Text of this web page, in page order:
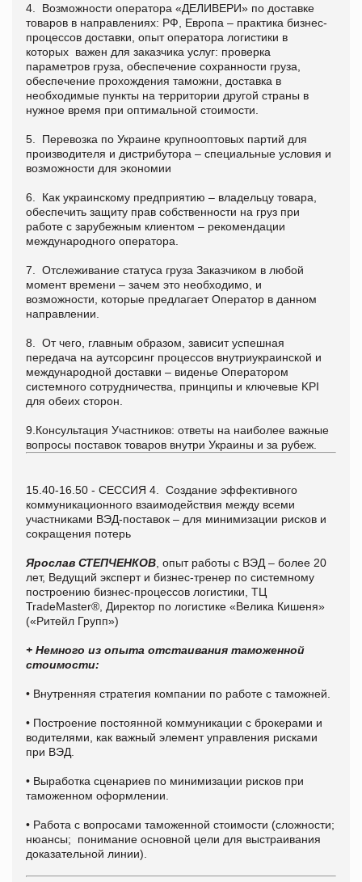
4. Возможности оператора «ДЕЛИВЕРИ» по доставке
товаров в направлениях: РФ, Европа – практика бизнес-
процессов доставки, опыт оператора логистики в
которых важен для заказчика услуг: проверка
параметров груза, обеспечение сохранности груза,
обеспечение прохождения таможни, доставка в
необходимые пункты на территории другой страны в
нужное время при оптимальной стоимости.
5. Перевозка по Украине крупнооптовых партий для
производителя и дистрибутора – специальные условия и
возможности для экономии
6. Как украинскому предприятию – владельцу товара,
обеспечить защиту прав собственности на груз при
работе с зарубежным клиентом – рекомендации
международного оператора.
7. Отслеживание статуса груза Заказчиком в любой
момент времени – зачем это необходимо, и
возможности, которые предлагает Оператор в данном
направлении.
8. От чего, главным образом, зависит успешная
передача на аутсорсинг процессов внутриукраинской и
международной доставки – виденье Оператором
системного сотрудничества, принципы и ключевые KPI
для обеих сторон.
9. Консультация Участников: ответы на наиболее важные
вопросы поставок товаров внутри Украины и за рубеж.
15.40-16.50 - СЕССИЯ 4. Создание эффективного
коммуникационного взаимодействия между всеми
участниками ВЭД-поставок – для минимизации рисков и
сокращения потерь
Ярослав СТЕПЧЕНКОВ , опыт работы с ВЭД – более 20
лет, Ведущий эксперт и бизнес-тренер по системному
построению бизнес-процессов логистики, ТЦ
TradeMaster®, Директор по логистике «Велика Кишеня»
(«Ритейл Групп»)
+ Немного из опыта отстаивания таможенной
стоимости:
• Внутренняя стратегия компании по работе с таможней.
• Построение постоянной коммуникации с брокерами и
водителями, как важный элемент управления рисками
при ВЭД.
• Выработка сценариев по минимизации рисков при
таможенном оформлении.
• Работа с вопросами таможенной стоимости (сложности;
нюансы; понимание основной цели для выстраивания
доказательной линии).